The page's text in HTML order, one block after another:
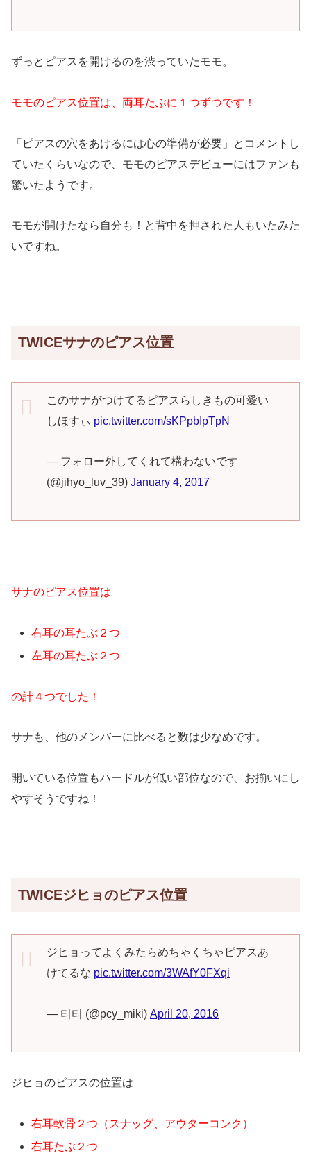
ずっとピアスを開けるのを渋っていたモモ。
モモのピアス位置は、 両耳たぶに１つずつです！
「ピアスの穴をあけるには心の準備が必要」とコメントし
ていたくらいなので、モモのピアスデビューにはファンも
驚いたようです。
モモが開けたなら自分も！と背中を押された人もいたみた
いですね。
TWICEサナのピアス位置
このサナがつけてるピアスらしきもの可愛い
しほすぃ pic.twitter.com/sKPpbIpTpN
— フォロー外してくれて構わないです
(@jihyo_luv_39) January 4, 2017
サナのピアス位置は
右耳の耳たぶ２つ
左耳の耳たぶ２つ
の計４つでした！
サナも、他のメンバーに比べると数は少なめです。
開いている位置もハードルが低い部位なので、お揃いにし
やすそうですね！
TWICEジヒョのピアス位置
ジヒョってよくみたらめちゃくちゃピアスあ
けてるな pic.twitter.com/3WAfY0FXqi
— 티티 (@pcy_miki) April 20, 2016
ジヒョのピアスの位置は
右耳軟骨２つ（スナッグ、アウターコンク）
右耳たぶ２つ